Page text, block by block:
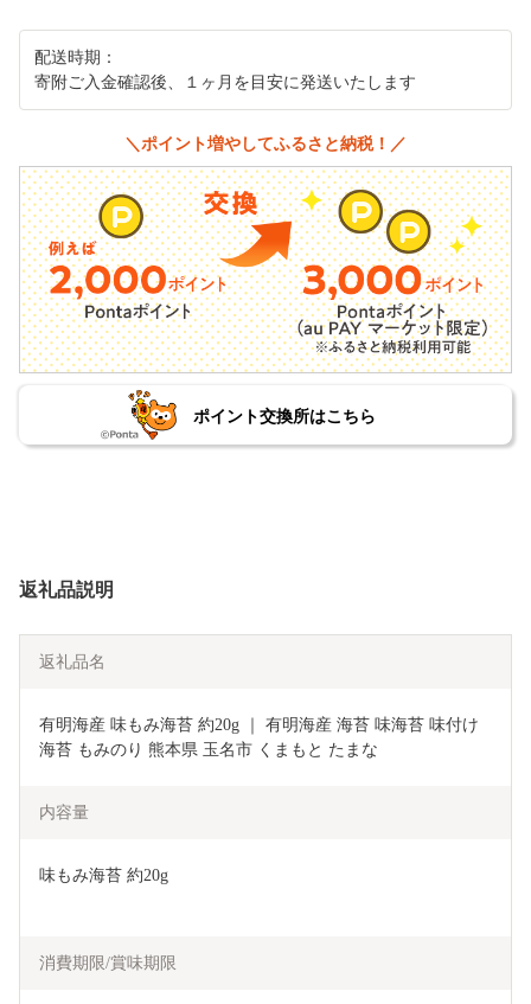
配送時期：
寄附ご入金確認後、１ヶ月を目安に発送いたします
＼ポイント増やしてふるさと納税！／
ポイント交換所はこちら
返礼品説明
返礼品名
有明海産 味もみ海苔 約20g ｜ 有明海産 海苔 味海苔 味付け
海苔 もみのり 熊本県 玉名市 くまもと たまな
内容量
味もみ海苔 約20g
消費期限/賞味期限